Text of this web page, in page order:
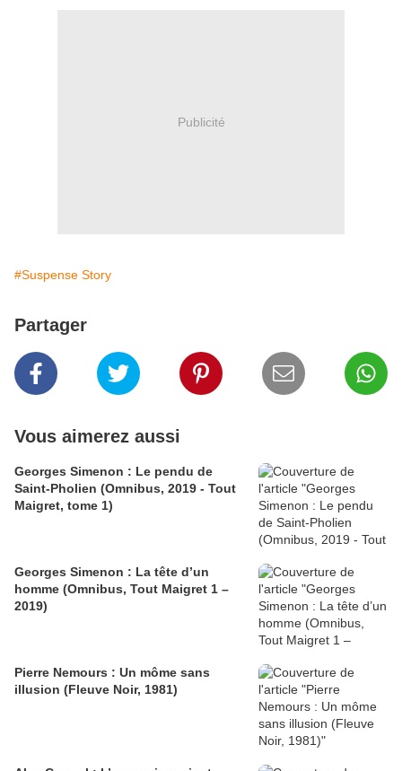
Publicité
#Suspense Story
Partager
Vous aimerez aussi
Georges Simenon : Le pendu de
Saint-Pholien (Omnibus, 2019 - Tout
Maigret, tome 1)
Georges Simenon : La tête d’un
homme (Omnibus, Tout Maigret 1 –
2019)
Pierre Nemours : Un môme sans
illusion (Fleuve Noir, 1981)